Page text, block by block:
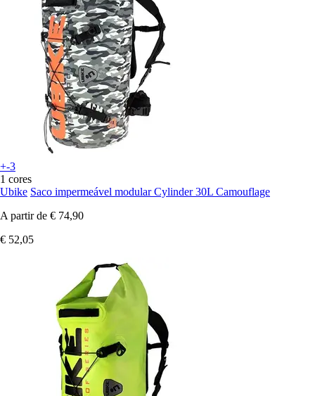
+-3
1 cores
Ubike Saco impermeável modular Cylinder 30L Camouflage
A partir de € 74,90
€ 52,05